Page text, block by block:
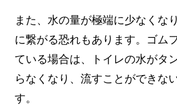
また、水の量が極端に少なくな
に繋がる恐れもあります。ゴム
ている場合は、トイレの水がタ
らなくなり、流すことができな
す。